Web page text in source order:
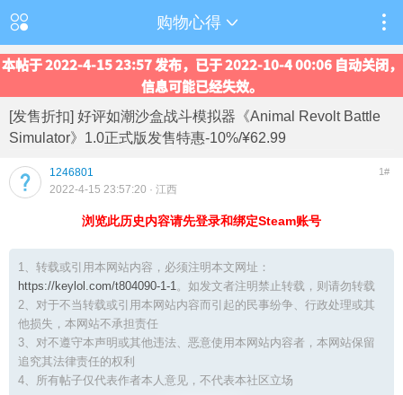
购物心得
本帖于 2022-4-15 23:57 发布，已于 2022-10-4 00:06 自动关闭，
信息可能已经失效。
[发售折扣] 好评如潮沙盒战斗模拟器《Animal Revolt Battle
Simulator》1.0正式版发售特惠-10%/¥62.99
1246801 1#
2022-4-15 23:57:20 · 江西
浏览此历史内容请先登录和绑定Steam账号
1、转载或引用本网站内容，必须注明本文网址：
https://keylol.com/t804090-1-1。如发文者注明禁止转载，则请勿转载
2、对于不当转载或引用本网站内容而引起的民事纷争、行政处理或其
他损失，本网站不承担责任
3、对不遵守本声明或其他违法、恶意使用本网站内容者，本网站保留
追究其法律责任的权利
4、所有帖子仅代表作者本人意见，不代表本社区立场